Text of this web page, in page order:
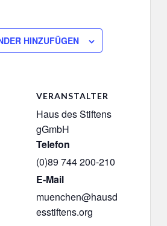
HINZUFÜGEN
VERANSTALTER
Haus des Stiftens
gGmbH
Telefon
(0)89 744 200-210
E-Mail
muenchen@hausd
esstiftens.org